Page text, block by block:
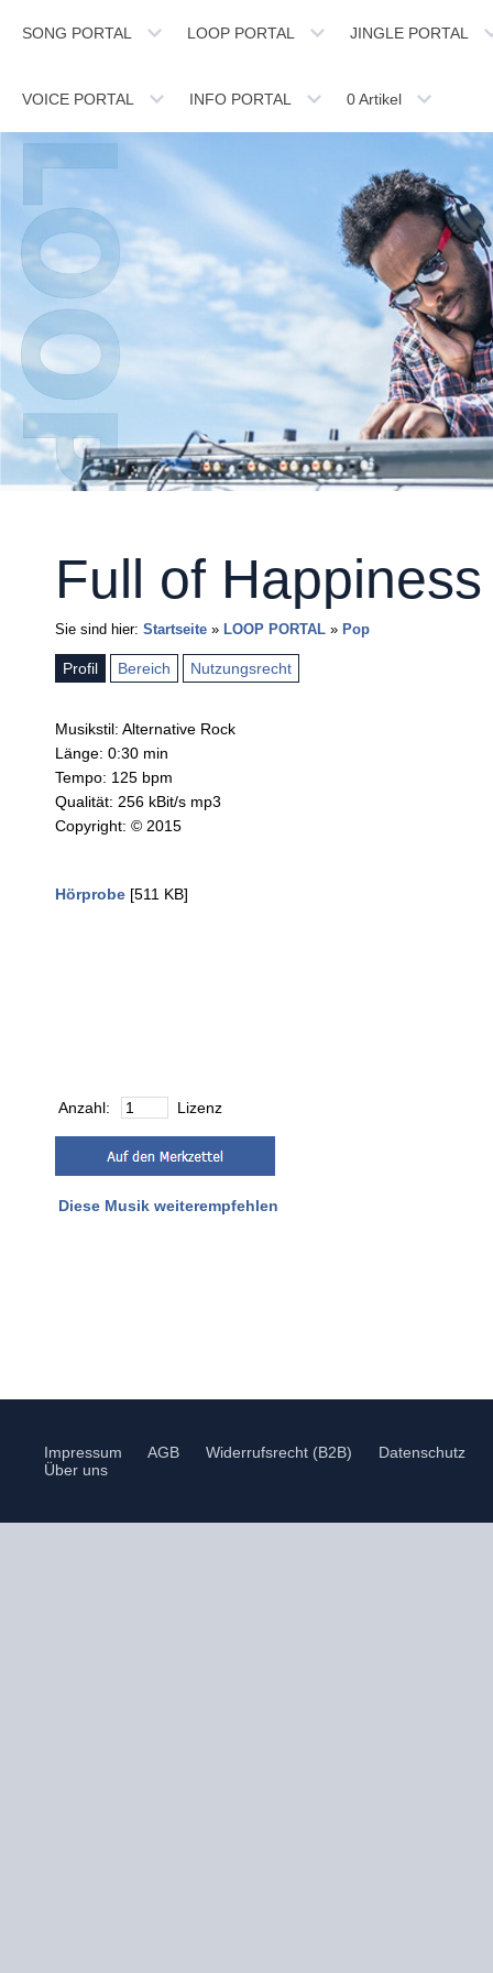
SONG PORTAL LOOP PORTAL JINGLE PORTAL
VOICE PORTAL INFO PORTAL 0Artikel
Full of Happiness
Sie sind hier: Startseite » LOOP PORTAL » Pop
Profil Bereich Nutzungsrecht
Musikstil: Alternative Rock
Länge: 0:30 min
Tempo: 125 bpm
Qualität: 256 kBit/s mp3
Copyright: © 2015
Hörprobe [511 KB]
Anzahl: Lizenz
Diese Musik weiterempfehlen
Impressum AGB Widerrufsrecht (B2B) Datenschutz
Über uns